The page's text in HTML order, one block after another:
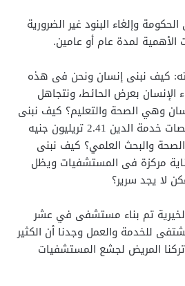
وإلغاء البنود غير الضرورية
الأهمية لمدة عام أو عامين.
كيف نبنى إنسان ونحن فى هذه
الإنسان بعرض الحائط، ونتجاهل
وهي الصحة والتعليم؟ كيف نبنى
إنسان وفى الموازنة مخصصات خدمة الدين 2.41 تريليون جنيه
والبحث العلمي؟ كيف نبنى
مركزة فى المستشفيات ويظل
لا يجد سرير؟
تم بناء مستشفى في عشر
للخدمة والعمل وجدنا أن الكثير
المريض لجشع المستشفيات